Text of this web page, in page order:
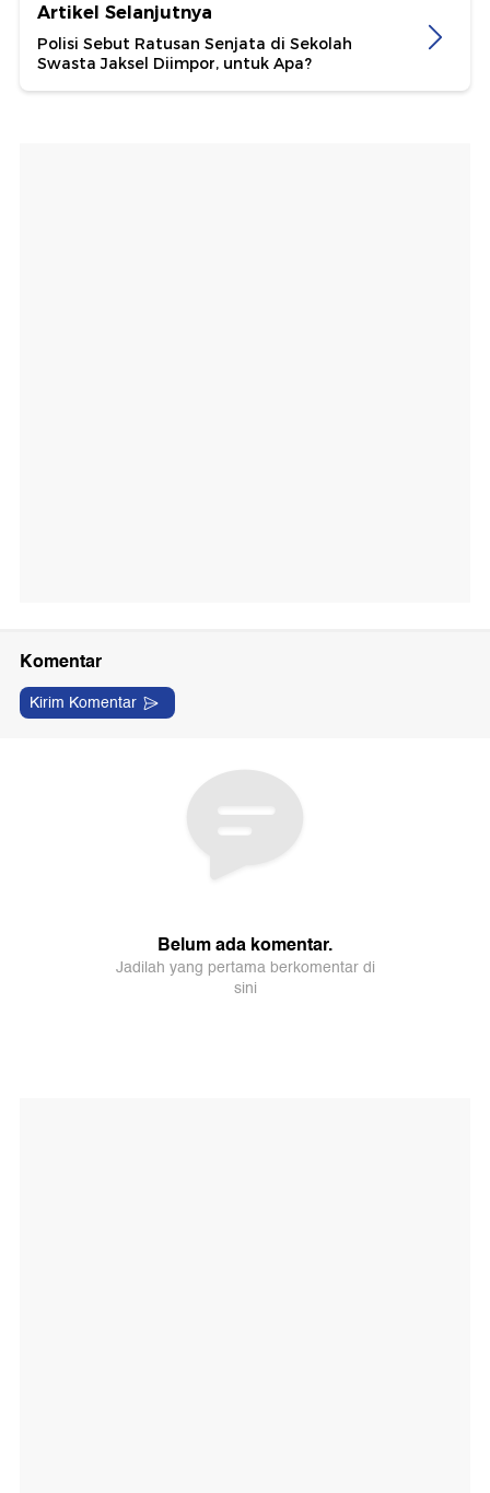
Artikel Selanjutnya
Polisi Sebut Ratusan Senjata di Sekolah
Swasta Jaksel Diimpor, untuk Apa?